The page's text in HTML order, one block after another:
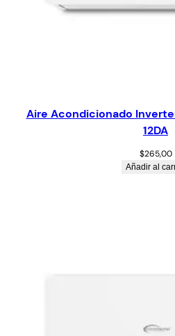
Aire Acondicionado
12DA
$265,00
Añadir al